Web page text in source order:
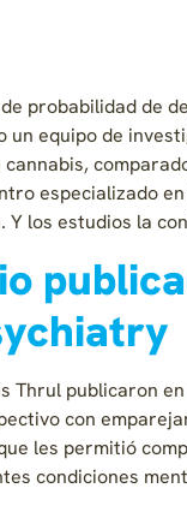
probabilidad de
un equipo de
especializado
Y los estudios la
Thrul publicaron
con
les permitió
condiciones